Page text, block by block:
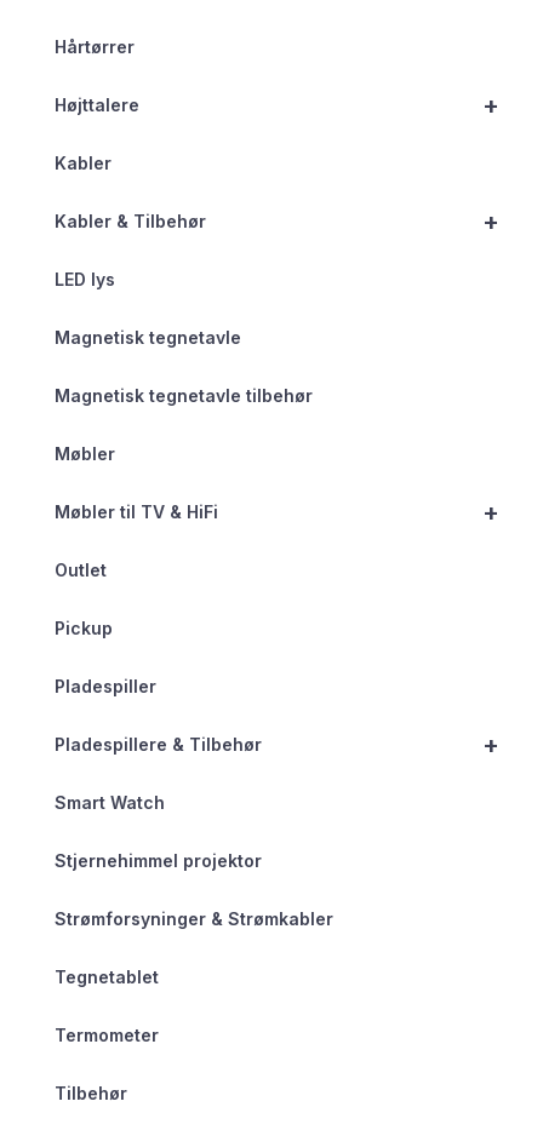
Hårtørrer
+
Højttalere
Kabler
+
Kabler & Tilbehør
LED lys
Magnetisk tegnetavle
Magnetisk tegnetavle tilbehør
Møbler
+
Møbler til TV & HiFi
Outlet
Pickup
Pladespiller
+
Pladespillere & Tilbehør
Smart Watch
Stjernehimmel projektor
Strømforsyninger & Strømkabler
Tegnetablet
Termometer
Tilbehør